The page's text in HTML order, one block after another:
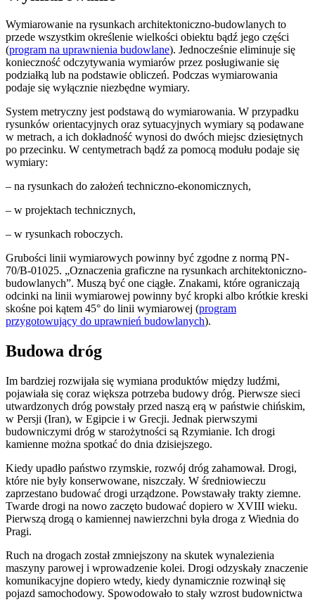
Wymiarowanie na rysunkach architektoniczno-budowlanych to
przede wszystkim określenie wielkości obiektu bądź jego części
(program na uprawnienia budowlane). Jednocześnie eliminuje się
konieczność odczytywania wymiarów przez posługiwanie się
podziałką lub na podstawie obliczeń. Podczas wymiarowania
podaje się wyłącznie niezbędne wymiary.
System metryczny jest podstawą do wymiarowania. W przypadku
rysunków orientacyjnych oraz sytuacyjnych wymiary są podawane
w metrach, a ich dokładność wynosi do dwóch miejsc dziesiętnych
po przecinku. W centymetrach bądź za pomocą modułu podaje się
wymiary:
– na rysunkach do założeń techniczno-ekonomicznych,
– w projektach technicznych,
– w rysunkach roboczych.
Grubości linii wymiarowych powinny być zgodne z normą PN-
70/B-01025. „Oznaczenia graficzne na rysunkach architektoniczno-
budowlanych”. Muszą być one ciągłe. Znakami, które ograniczają
odcinki na linii wymiarowej powinny być kropki albo krótkie kreski
skośne poi kątem 45° do linii wymiarowej (program
przygotowujący do uprawnień budowlanych).
Budowa dróg
Im bardziej rozwijała się wymiana produktów między ludźmi,
pojawiała się coraz większa potrzeba budowy dróg. Pierwsze sieci
utwardzonych dróg powstały przed naszą erą w państwie chińskim,
w Persji (Iran), w Egipcie i w Grecji. Jednak pierwszymi
budowniczymi dróg w starożytności są Rzymianie. Ich drogi
kamienne można spotkać do dnia dzisiejszego.
Kiedy upadło państwo rzymskie, rozwój dróg zahamował. Drogi,
które nie były konserwowane, niszczały. W średniowieczu
zaprzestano budować drogi urządzone. Powstawały trakty ziemne.
Twarde drogi na nowo zaczęto budować dopiero w XVIII wieku.
Pierwszą drogą o kamiennej nawierzchni była droga z Wiednia do
Pragi.
Ruch na drogach został zmniejszony na skutek wynalezienia
maszyny parowej i wprowadzenie kolei. Drogi odzyskały znaczenie
komunikacyjne dopiero wtedy, kiedy dynamicznie rozwinął się
pojazd samochodowy. Spowodowało to stały wzrost budownictwa